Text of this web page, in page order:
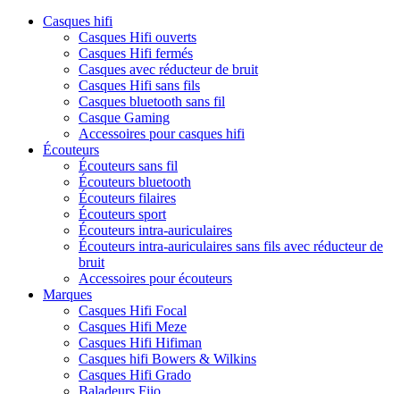
Casques hifi
Casques Hifi ouverts
Casques Hifi fermés
Casques avec réducteur de bruit
Casques Hifi sans fils
Casques bluetooth sans fil
Casque Gaming
Accessoires pour casques hifi
Écouteurs
Écouteurs sans fil
Écouteurs bluetooth
Écouteurs filaires
Écouteurs sport
Écouteurs intra-auriculaires
Écouteurs intra-auriculaires sans fils avec réducteur de
bruit
Accessoires pour écouteurs
Marques
Casques Hifi Focal
Casques Hifi Meze
Casques Hifi Hifiman
Casques hifi Bowers & Wilkins
Casques Hifi Grado
Baladeurs Fiio